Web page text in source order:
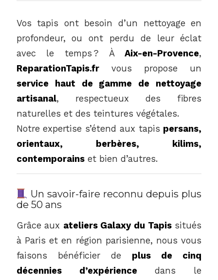
Vos tapis ont besoin d’un nettoyage en
profondeur, ou ont perdu de leur éclat
avec le temps ? ÀAix-en-Provence,
ReparationTapis.frvous propose un
service haut de gamme de nettoyage
artisanal, respectueux des fibres
naturelles et des teintures végétales.
Notre expertise s’étend aux tapis persans,
orientaux, berbères, kilims,
contemporainset bien d’autres.
Un savoir-faire reconnu depuis plus
de 50 ans
Grâce aux ateliers Galaxy du Tapissitués
à Paris et en région parisienne, nous vous
faisons bénéficier de plus de cinq
décennies d’expériencedans le